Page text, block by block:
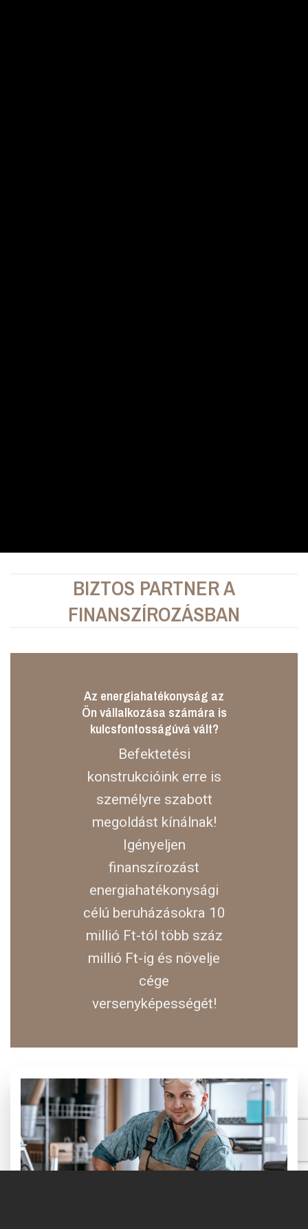
BIZTOS PARTNER A
FINANSZÍROZÁSBAN
Az energiahatékonyság az
Ön vállalkozása számára is
kulcsfontosságúvá vált?
Befektetési
konstrukcióink erre is
személyre szabott
megoldást kínálnak!
Igényeljen
finanszírozást
energiahatékonysági
célú beruházásokra 10
millió Ft-tól több száz
millió Ft-ig és növelje
cége
versenyképességét!